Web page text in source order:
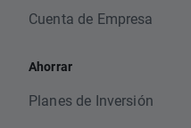
Cuenta de Empresa
Ahorrar
Planes de Inversión